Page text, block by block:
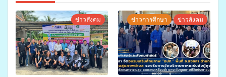
ข่าวสังคม ข่าวการศึกษา ข่าวสังคม